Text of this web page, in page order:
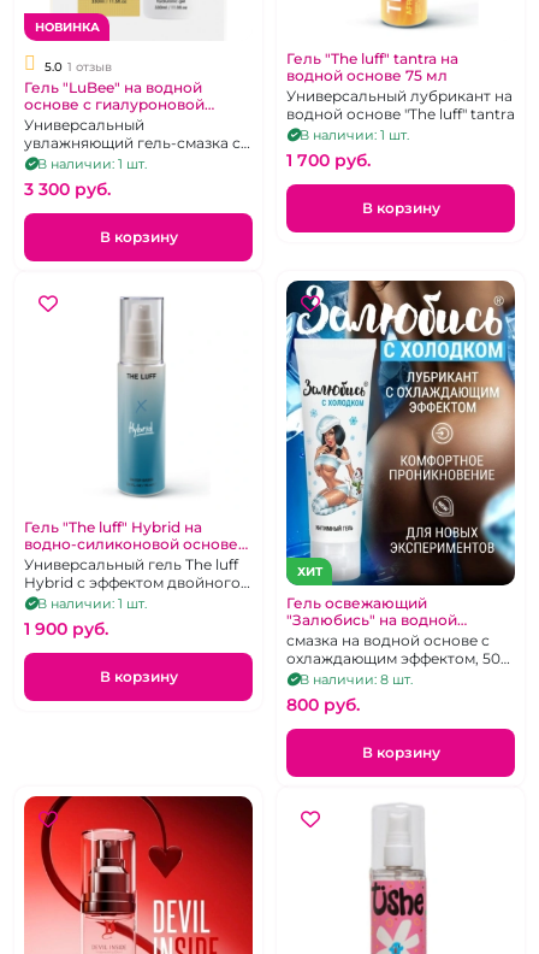
НОВИНКА
5.0 1 отзыв
Гель "LuBee" на водной
основе с гиалуроновой
кислотой 330 мл
Универсальный
увлажняющий гель-смазка с
4D-гиалуроновой кислотой
для длительного скольжения
В наличии: 1 шт.
3 300 pуб.
В корзину
Гель "The luff" tantra на
водной основе 75 мл
Универсальный лубрикант на
водной основе "The luff" tantra
В наличии: 1 шт.
1 700 pуб.
В корзину
Гель "The luff" Hybrid на
водно-силиконовой основе
75 мл
Универсальный гель The luff
Hybrid с эффектом двойного
скольжения на водно-
силиконовой основе 75 мл
В наличии: 1 шт.
1 900 pуб.
В корзину
ХИТ
Гель освежающий
"Залюбись" на водной
основе
смазка на водной основе с
охлаждающим эффектом, 50
грамм
В наличии: 8 шт.
800 pуб.
В корзину